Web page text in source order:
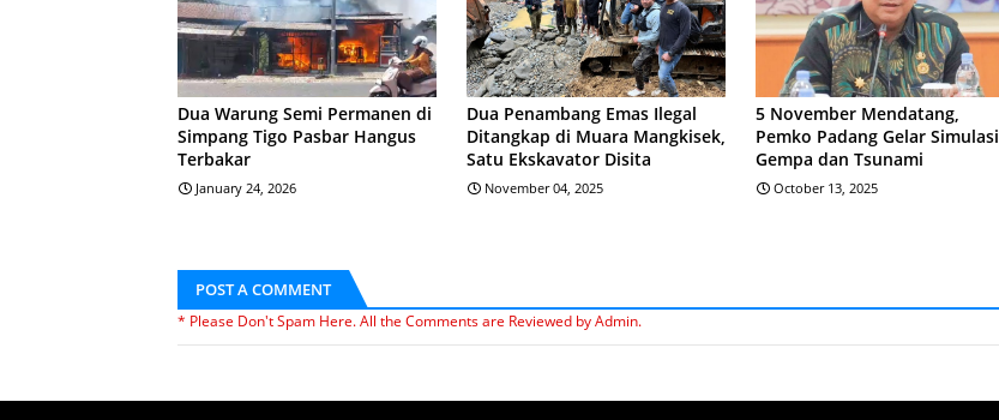
Dua Warung Semi Permanen di
Simpang Tigo Pasbar Hangus
Terbakar
January 24, 2026
Dua Penambang Emas Ilegal
Ditangkap di Muara Mangkisek,
Satu Ekskavator Disita
November 04, 2025
5 November Mendatang,
Pemko Padang Gelar Simulasi
Gempa dan Tsunami
October 13, 2025
POST A COMMENT
* Please Don't Spam Here. All the Comments are Reviewed by Admin.